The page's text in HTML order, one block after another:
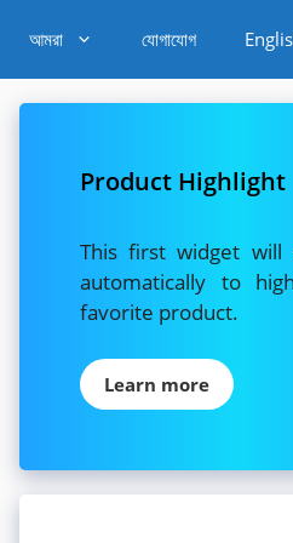
আমরা যোগাযোগ
Product Highlight
This first widget will
automatically to
favorite product.
Learn more